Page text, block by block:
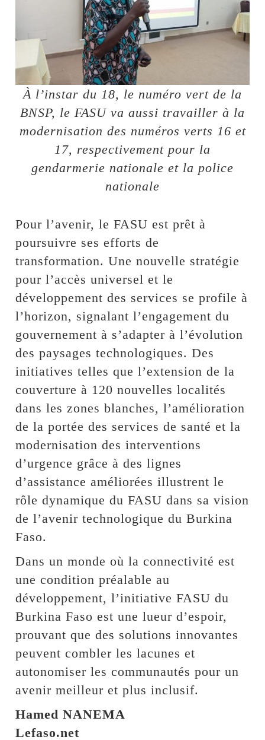
À l’instar du 18, le numéro vert de la
BNSP, le FASU va aussi travailler à la
modernisation des numéros verts 16 et
17, respectivement pour la
gendarmerie nationale et la police
nationale
Pour l’avenir, le FASU est prêt à
poursuivre ses efforts de
transformation. Une nouvelle stratégie
pour l’accès universel et le
développement des services se profile à
l’horizon, signalant l’engagement du
gouvernement à s’adapter à l’évolution
des paysages technologiques. Des
initiatives telles que l’extension de la
couverture à 120 nouvelles localités
dans les zones blanches, l’amélioration
de la portée des services de santé et la
modernisation des interventions
d’urgence grâce à des lignes
d’assistance améliorées illustrent le
rôle dynamique du FASU dans sa vision
de l’avenir technologique du Burkina
Faso.
Dans un monde où la connectivité est
une condition préalable au
développement, l’initiative FASU du
Burkina Faso est une lueur d’espoir,
prouvant que des solutions innovantes
peuvent combler les lacunes et
autonomiser les communautés pour un
avenir meilleur et plus inclusif.
Hamed NANEMA
Lefaso.net